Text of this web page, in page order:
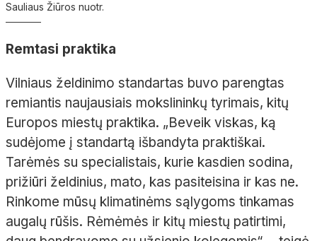
Sauliaus Žiūros nuotr.
Remtasi praktika
Vilniaus želdinimo standartas buvo parengtas
remiantis naujausiais mokslininkų tyrimais, kitų
Europos miestų praktika. „Beveik viskas, ką
sudėjome į standartą išbandyta praktiškai.
Tarėmės su specialistais, kurie kasdien sodina,
prižiūri želdinius, mato, kas pasiteisina ir kas ne.
Rinkome mūsų klimatinėms sąlygoms tinkamas
augalų rūšis. Rėmėmės ir kitų miestų patirtimi,